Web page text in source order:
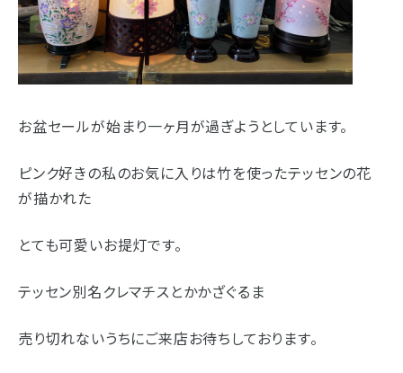
地図を開く 店舗評価 詳細を見る
裾野店
お店一覧を見る
- セール情報
- 新着情報
- スタッフブログ
- 企業情報
- 採用情報
- やまき寺子屋教室
- プライバシーポリシー
お盆セールが始まり一ヶ月が過ぎようとしています。
ピンク好きの私のお気に入りは竹を使ったテッセンの花
が描かれた
とても可愛いお提灯です。
テッセン別名クレマチスとかかざぐるま
売り切れないうちにご来店お待ちしております。